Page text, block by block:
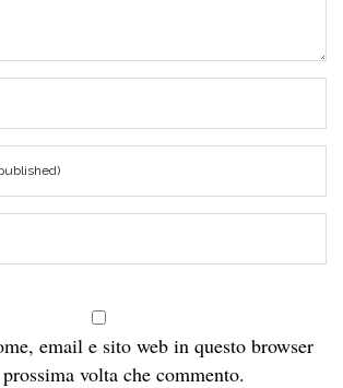
email e sito web in questo browser
volta che commento.